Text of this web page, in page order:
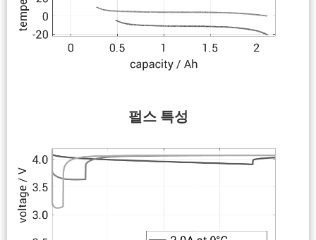
펄스 특성